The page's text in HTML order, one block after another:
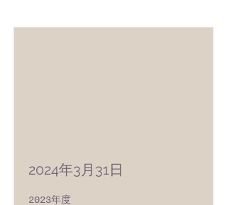
2024年3月31日
2023年度